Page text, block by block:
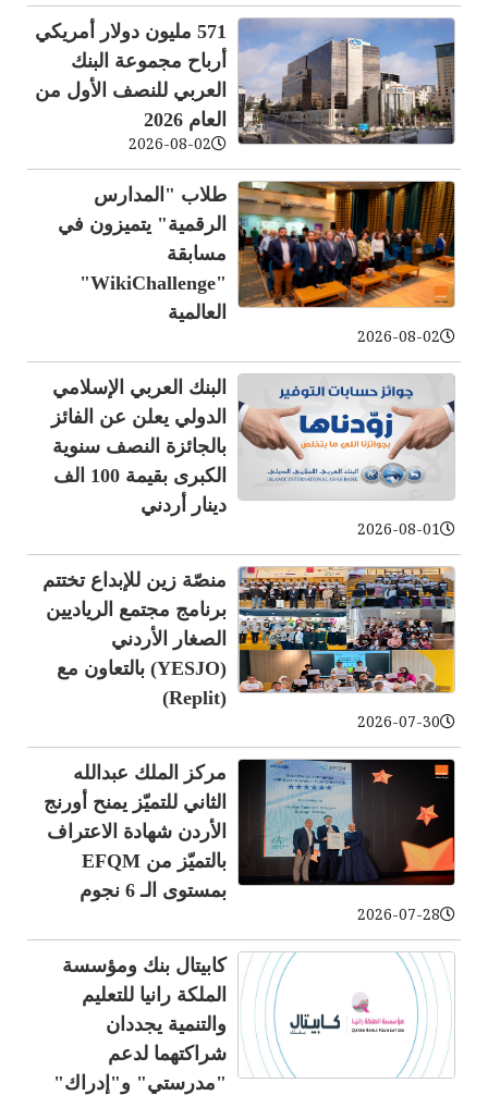
571 مليون دولار أمريكي
أرباح مجموعة البنك
العربي للنصف الأول من
العام 2026
2026-08-02
طلاب "المدارس
الرقمية" يتميزون في
مسابقة
"WikiChallenge"
العالمية
2026-08-02
البنك العربي الإسلامي
الدولي يعلن عن الفائز
بالجائزة النصف سنوية
الكبرى بقيمة 100 الف
دينار أردني
2026-08-01
منصّة زين للإبداع تختتم
برنامج مجتمع الرياديين
الصغار الأردني
(YESJO) بالتعاون مع
(Replit)
2026-07-30
مركز الملك عبدالله
الثاني للتميّز يمنح أورنج
الأردن شهادة الاعتراف
بالتميّز من EFQM
بمستوى الـ 6 نجوم
2026-07-28
كابيتال بنك ومؤسسة
الملكة رانيا للتعليم
والتنمية يجددان
شراكتهما لدعم
"مدرستي" و"إدراك"